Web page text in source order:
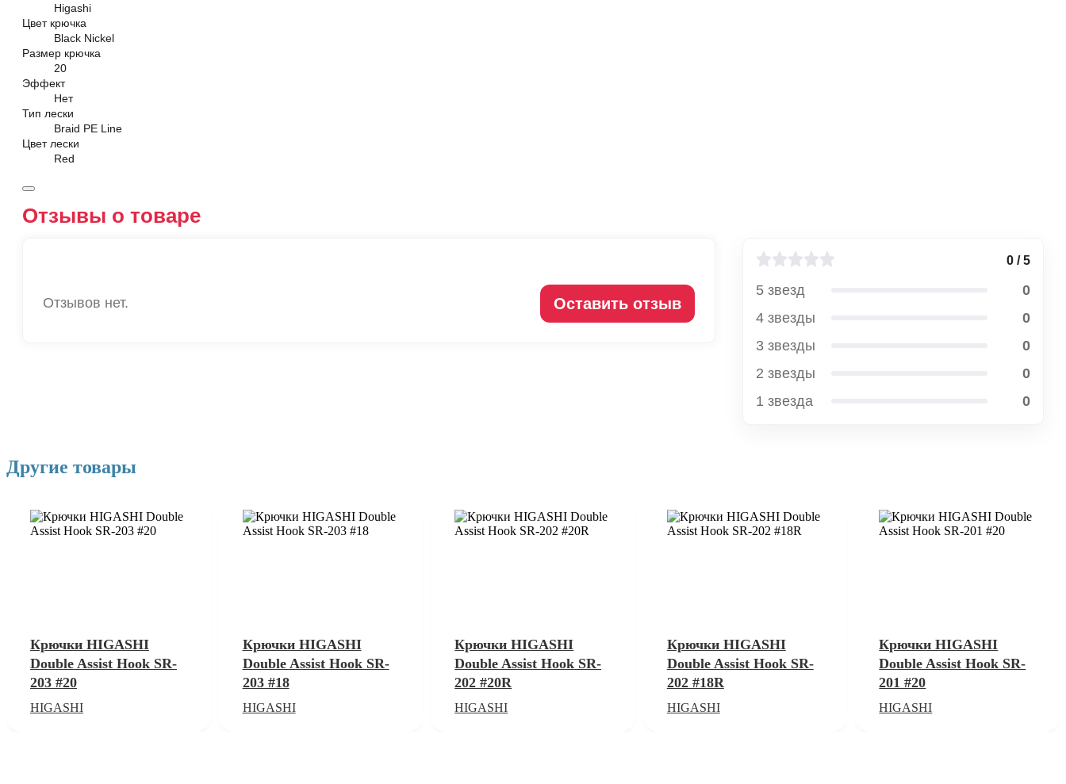
Higashi
Цвет крючка
Black Nickel
Размер крючка
20
Эффект
Нет
Тип лески
Braid PE Line
Цвет лески
Red
Отзывы о товаре
Отзывов нет. Оставить отзыв
0 / 5
5 звезд
0
4 звезды
0
3 звезды
0
2 звезды
0
1 звезда
0
Другие товары
Крючки HIGASHI
Double Assist Hook SR-
203 #20
HIGASHI
Крючки HIGASHI
Double Assist Hook SR-
203 #18
HIGASHI
Крючки HIGASHI
Double Assist Hook SR-
202 #20R
HIGASHI
Крючки HIGASHI
Double Assist Hook SR-
202 #18R
HIGASHI
Крючки HIGASHI
Double Assist Hook SR-
201 #20
HIGASHI